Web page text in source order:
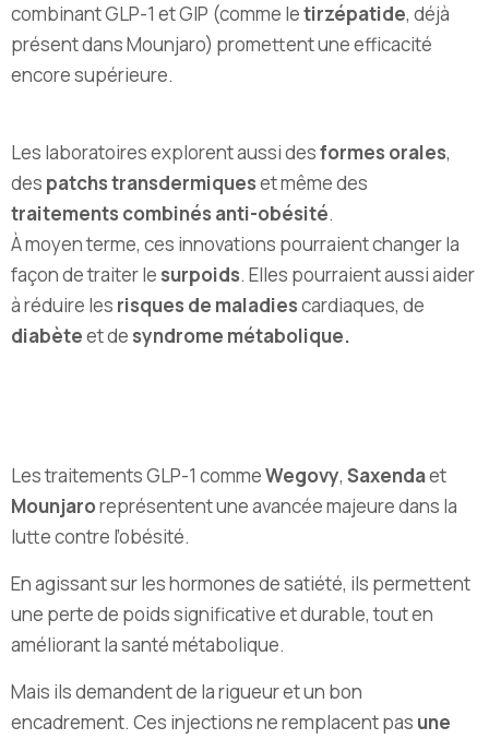
combinant GLP-1 et GIP (comme letirzépatide, déjà
présent dans Mounjaro) promettent une efficacité
encore supérieure.
Les laboratoires explorent aussi desformes orales,
des patchs transdermiqueset même des
traitements combinés anti-obésité.
À moyen terme, ces innovations pourraient changer la
façon de traiter le surpoids. Elles pourraient aussi aider
à réduire les risques de maladiescardiaques, de
diabèteet de syndrome métabolique.
Les traitements GLP-1 commeWegovy, Saxendaet
Mounjaroreprésentent une avancée majeure dans la
lutte contre l’obésité.
En agissant sur les hormones de satiété, ils permettent
une perte de poids significative et durable, tout en
améliorant la santé métabolique.
Mais ils demandent de la rigueur et un bon
encadrement. Ces injections ne remplacent pas une